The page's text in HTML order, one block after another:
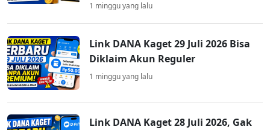
1 minggu yang lalu
Link DANA Kaget 29 Juli 2026 Bisa
Diklaim Akun Reguler
1 minggu yang lalu
Link DANA Kaget 28 Juli 2026, Gak